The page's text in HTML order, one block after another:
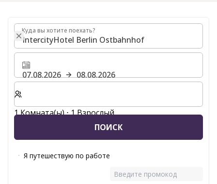
Куда вы хотите поехать?
Куда вы хотите поехать?
07.08.2026
08.08.2026
Выберите количество комнат и гостей для вашего
1 Комната(ы) ⋅ 1 Взрослый
ПОИСК
Я путешествую по работе
Введите промокод